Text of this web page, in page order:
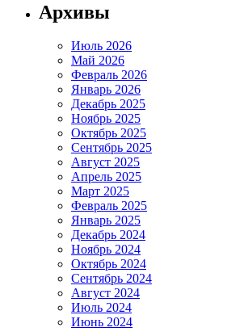
Архивы
Июль 2026
Май 2026
Февраль 2026
Январь 2026
Декабрь 2025
Ноябрь 2025
Октябрь 2025
Сентябрь 2025
Август 2025
Апрель 2025
Март 2025
Февраль 2025
Январь 2025
Декабрь 2024
Ноябрь 2024
Октябрь 2024
Сентябрь 2024
Август 2024
Июль 2024
Июнь 2024